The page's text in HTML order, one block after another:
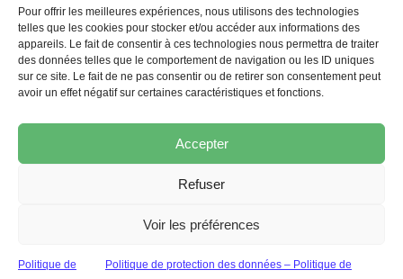
Pour offrir les meilleures expériences, nous utilisons des technologies
telles que les cookies pour stocker et/ou accéder aux informations des
appareils. Le fait de consentir à ces technologies nous permettra de traiter
des données telles que le comportement de navigation ou les ID uniques
sur ce site. Le fait de ne pas consentir ou de retirer son consentement peut
avoir un effet négatif sur certaines caractéristiques et fonctions.
Accepter
Refuser
Voir les préférences
Politique de
Politique de protection des données – Politique de
Nous contacter
01 46 79 28 74
S'ABONNER(NOUVELLE FENÊTRE)
ADHÉRER
Épargne
(nouvelle fenêtre) Formation
(nouvelle fenêtre)
POLITIQUE DE COOKIES